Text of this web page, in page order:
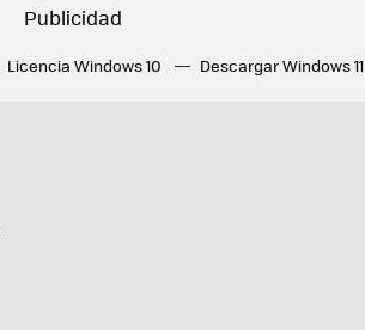
Licencia Windows 10 Descargar Windows 11